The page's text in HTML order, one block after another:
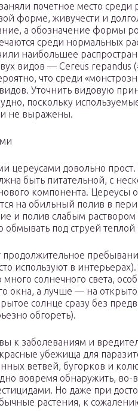
почетное место
форме, живучести и
а обозначение формы
среди нормальных
наибольшее
видов — Cereus repandus
что среди
Уточнить видовую
поскольку
не выражены.
цереусами довольно
быть питательной, с
компонента. Цереусы
на обильный полив в
и полив слабым
обмывать под струей
используют в
солнечного света,
окна, а лучше — на
солнце сразу без
обгореть).
к заболеваниям и
убежища для
ветвей, бугорков и
вовремя обнаружить, во-
Но даже при
растения, к